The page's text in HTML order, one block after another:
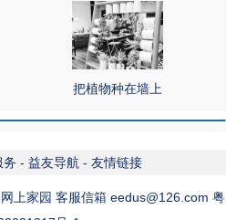
把植物种在墙上
务 - 益友导航 - 友情链接
上家园 客服信箱 eedus@126.com 粤